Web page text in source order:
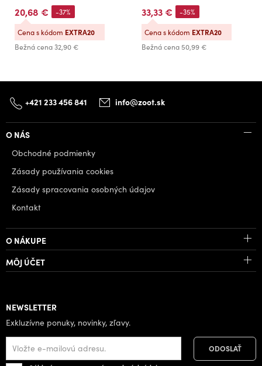
20,68 €
Bežná cena32,90 €
-37%
Cena s kódom EXTRA20
33,33 €
Bežná cena50,99 €
-35%
Cena s kódom EXTRA20
+421 233 456 841 info@zoot.sk
O NÁS
Obchodné podmienky
Zásady používania cookies
Zásady spracovania osobných údajov
Kontakt
O NÁKUPE
MÔJ ÚČET
NEWSLETTER
Exkluzívne ponuky, novinky, zľavy.